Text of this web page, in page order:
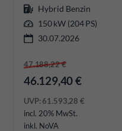
Hybrid Benzin
150 kW (204 PS)
30.07.2026
47.188,22 €
46.129,40 €
UVP:61.593,28 €
incl. 20% MwSt.
inkl. NoVA